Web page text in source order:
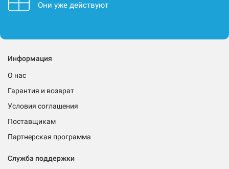
Они уже действуют
Информация
О нас
Гарантия и возврат
Условия соглашения
Поставщикам
Партнерская программа
Служба поддержки